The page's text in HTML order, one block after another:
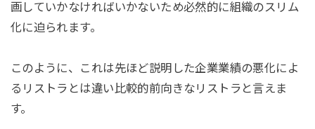
画していかなければいかないため必然的に組織のスリム
化に迫られます。
このように、これは先ほど説明した企業業績の悪化によ
るリストラとは違い比較的前向きなリストラと言えま
す。